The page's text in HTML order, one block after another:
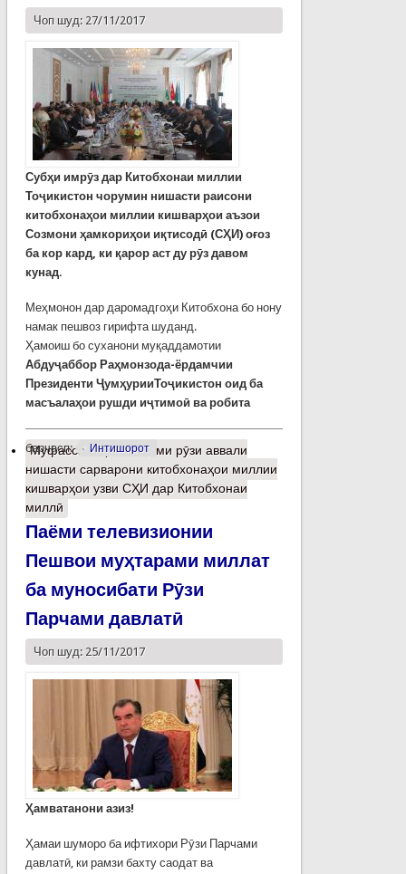
Чоп шуд: 27/11/2017
Субҳи имрӯз дар Китобхонаи миллии
Тоҷикистон чорумин нишасти раисони
китобхонаҳои миллии кишварҳои аъзои
Созмони ҳамкориҳои иқтисодӣ (СҲИ) оғоз
ба кор кард, ки қарор аст ду рӯз давом
кунад.
Меҳмонон дар даромадгоҳи Китобхона бо нону
намак пешвоз гирифта шуданд.
Ҳамоиш бо суханони муқаддамотии
Абдуҷаббор Раҳмонзода-ёрдамчии
Президенти ҶумҳурииТоҷикистон оид ба
масъалаҳои рушди иҷтимоӣ ва робита
барчасп: Интишорот
Муфассалтаро Анҷоми рӯзи аввали
нишасти сарварони китобхонаҳои миллии
кишварҳои узви СҲИ дар Китобхонаи
миллӣ
Паёми телевизионии
Пешвои муҳтарами миллат
ба муносибати Рӯзи
Парчами давлатӣ
Чоп шуд: 25/11/2017
Ҳамватанони азиз!
Ҳамаи шуморо ба ифтихори Рӯзи Парчами
давлатӣ, ки рамзи бахту саодат ва